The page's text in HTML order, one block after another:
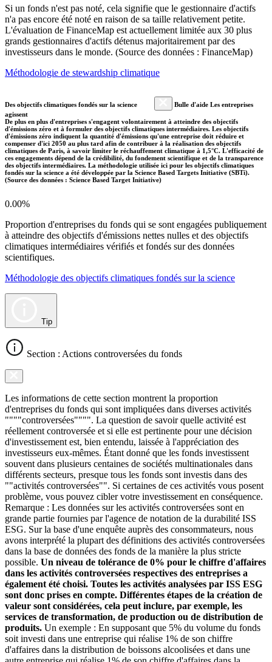
Si un fonds n'est pas noté, cela signifie que le gestionnaire d'actifs
n'a pas encore été noté en raison de sa taille relativement petite.
L'évaluation de FinanceMap est actuellement limitée aux 30 plus
grands gestionnaires d'actifs détenus majoritairement par des
investisseurs dans le monde. (Source des données : FinanceMap)
Méthodologie de stewardship climatique
Des objectifs climatiques fondés sur la science
Bulle d'aide Les entreprises
agissent
De plus en plus d'entreprises s'engagent volontairement à atteindre des objectifs
d'émissions zéro et à formuler des objectifs climatiques intermédiaires. Les objectifs
d'émissions zéro indiquent la quantité d'émissions qu'une entreprise doit réduire et
compenser d'ici 2050 au plus tard afin de contribuer à la réalisation des objectifs
climatiques de Paris, à savoir limiter le réchauffement climatique à 1,5°C. L'efficacité de
ces engagements dépend de la crédibilité, du fondement scientifique et de la transparence
des objectifs intermédiaires. La méthodologie utilisée ici pour les objectifs climatiques
fondés sur la science a été développée par la Science Based Targets Initiative (SBTi).
(Source des données : Science Based Target Initiative)
0.00%
Proportion d'entreprises du fonds qui se sont engagées publiquement
à atteindre des objectifs d'émissions nettes nulles et des objectifs
climatiques intermédiaires vérifiés et fondés sur des données
scientifiques.
Méthodologie des objectifs climatiques fondés sur la science
Tip
Section : Actions controversées du fonds
Les informations de cette section montrent la proportion
d'entreprises du fonds qui sont impliquées dans diverses activités
""""controversées"""". La question de savoir quelle activité est
réellement controversée et si elle est pertinente pour une décision
d'investissement est, bien entendu, laissée à l'appréciation des
investisseurs eux-mêmes. Étant donné que les fonds investissent
souvent dans plusieurs centaines de sociétés multinationales dans
différents secteurs, presque tous les fonds sont investis dans des
""activités controversées"". Si certaines de ces activités vous posent
problème, vous pouvez cibler votre investissement en conséquence.
Remarque : Les données sur les activités controversées sont en
grande partie fournies par l'agence de notation de la durabilité ISS
ESG. Sur la base d'une enquête auprès des consommateurs, nous
avons interprété la plupart des définitions des activités controversées
dans la base de données des fonds de la manière la plus stricte
possible. Un niveau de tolérance de 0% pour le chiffre d'affaires
dans les activités controversées respectives des entreprises a
également été choisi. Toutes les activités analysées par ISS ESG
sont donc prises en compte. Différentes étapes de la création de
valeur sont considérées, cela peut inclure, par exemple, les
services de transformation, de production ou de distribution de
produits. Un exemple : En supposant que 5% du volume du fonds
soit investi dans une entreprise qui réalise 1% de son chiffre
d'affaires dans la distribution de boissons alcoolisées et dans une